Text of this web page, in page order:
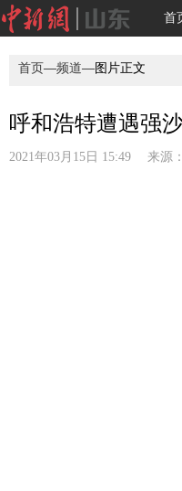
首
首页—频道—图片正文
呼和浩特遭遇强
2021年03月15日 15:49 来源：